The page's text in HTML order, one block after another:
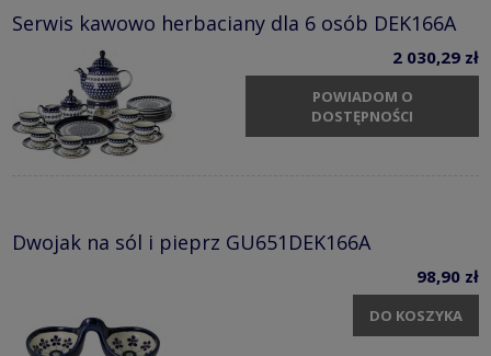
Serwis kawowo herbaciany dla 6 osób DEK166A
2 030,29 zł
POWIADOM O
DOSTĘPNOŚCI
Dwojak na sól i pieprz GU651DEK166A
98,90 zł
DO KOSZYKA